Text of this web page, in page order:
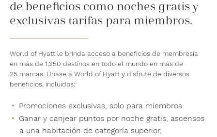
de beneficios como noches gratis y
exclusivas tarifas para miembros.
World of Hyatt le brinda acceso a beneficios de membresía
en más de 1,250 destinos en todo el mundo en más de
25 marcas. Únase a World of Hyatt y disfrute de diversos
beneficios, incluidos:
Promociones exclusivas, solo para miembros
Ganar y canjear puntos por noche gratis, ascensos
a una habitación de categoría superior,